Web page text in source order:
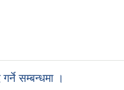
सम्बन्धमा ।